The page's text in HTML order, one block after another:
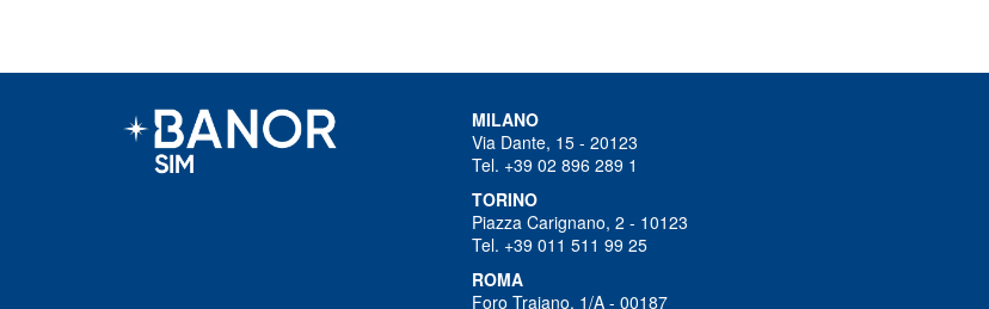
MILANO
Via Dante, 15 - 20123
Tel. +39 02 896 289 1
TORINO
Piazza Carignano, 2 - 10123
Tel. +39 011 511 99 25
ROMA
Foro Traiano, 1/A - 00187